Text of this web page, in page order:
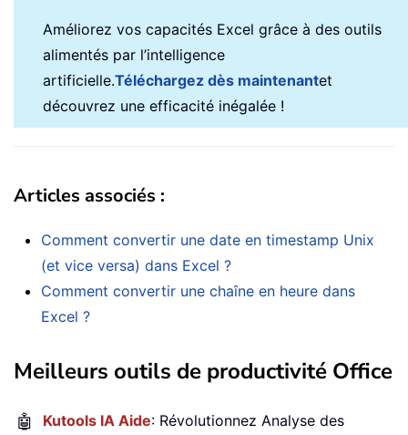
Améliorez vos capacités Excel grâce à des outils
alimentés par l’intelligence
artificielle.Téléchargez dès maintenantet
découvrez une efficacité inégalée !
Articles associés :
Comment convertir une date en timestamp Unix
(et vice versa) dans Excel ?
Comment convertir une chaîne en heure dans
Excel ?
Meilleurs outils de productivité Office
🤖 Kutools IA Aide: Révolutionnez Analyse des